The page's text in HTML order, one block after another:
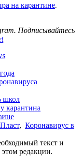
на карантине.
Подписывайтесь
школ
карантина
Пласт, Коронавирус в
текст и
редакции.